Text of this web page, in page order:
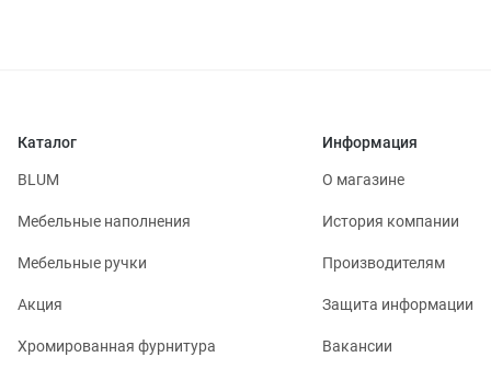
Каталог
BLUM
Мебельные наполнения
Мебельные ручки
Акция
Хромированная фурнитура
Информация
О магазине
История компании
Производителям
Защита информации
Вакансии